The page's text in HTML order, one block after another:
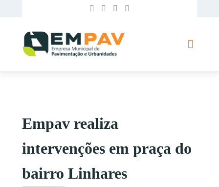
Empav realiza
intervenções em praça do
bairro Linhares